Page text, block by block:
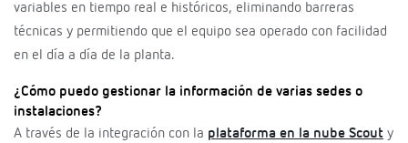
variables en tiempo real e históricos, eliminando barreras
técnicas y permitiendo que el equipo sea operado con facilidad
en el día a día de la planta.
¿Cómo puedo gestionar la información de varias sedes o
instalaciones?
A través de la integración con la plataforma en la nube Scout y